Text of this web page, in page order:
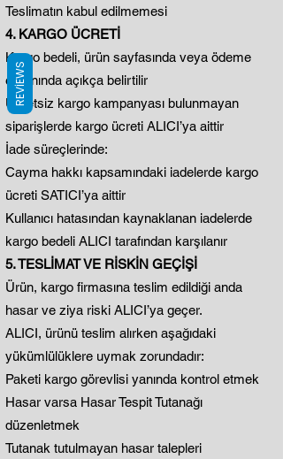
Teslimatın kabul edilmemesi
4. KARGO ÜCRETİ
Kargo bedeli, ürün sayfasında veya ödeme
ekranında açıkça belirtilir
Ücretsiz kargo kampanyası bulunmayan
siparişlerde kargo ücreti ALICI’ya aittir
İade süreçlerinde:
Cayma hakkı kapsamındaki iadelerde kargo
ücreti SATICI’ya aittir
Kullanıcı hatasından kaynaklanan iadelerde
kargo bedeli ALICI tarafından karşılanır
5. TESLİMAT VE RİSKİN GEÇİŞİ
Ürün, kargo firmasına teslim edildiği anda
hasar ve ziya riski ALICI’ya geçer.
ALICI, ürünü teslim alırken aşağıdaki
yükümlülüklere uymak zorundadır:
Paketi kargo görevlisi yanında kontrol etmek
Hasar varsa Hasar Tespit Tutanağı
düzenletmek
Tutanak tutulmayan hasar talepleri
REVIEWS